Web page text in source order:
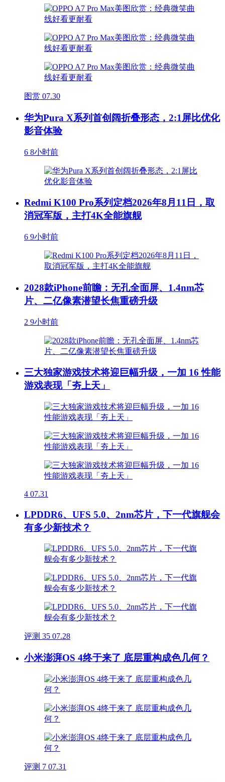
图赏 07.30
华为Pura X系列首创阔折叠形态，2:1屏比优化
影音体验
6 8小时前
Redmi K100 Pro系列定档2026年8月11日，取
消冠军版，主打4K全能旗舰
6 9小时前
2028款iPhone前瞻：无孔全面屏、1.4nm芯
片、二亿像素潜望长焦重磅升级
2 9小时前
三大独家游戏技术将迎巨幅升级，一加 16 性能
游戏表现「夯上天」
4 07.31
LPDDR6、UFS 5.0、2nm芯片，下一代旗舰会
有多少新技术？
评测 35 07.28
小米澎湃OS 4终于来了 底层重构成色几何？
评测 7 07.31